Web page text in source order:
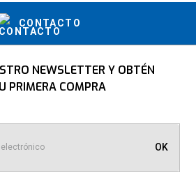
CONTACTO
NEWSLETTER Y OBTÉN
PRIMERA COMPRA
OK